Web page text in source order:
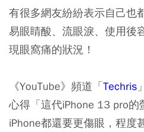
有很多網友紛紛表示自己也
易眼睛酸、流眼淚、使用後
現眼窩痛的狀況！
《YouTube》頻道「Techris
心得「這代iPhone 13 pro的
iPhone都還要更傷眼，程度